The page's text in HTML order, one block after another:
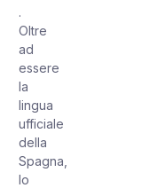
.
Oltre
ad
essere
la
lingua
ufficiale
della
Spagna,
lo